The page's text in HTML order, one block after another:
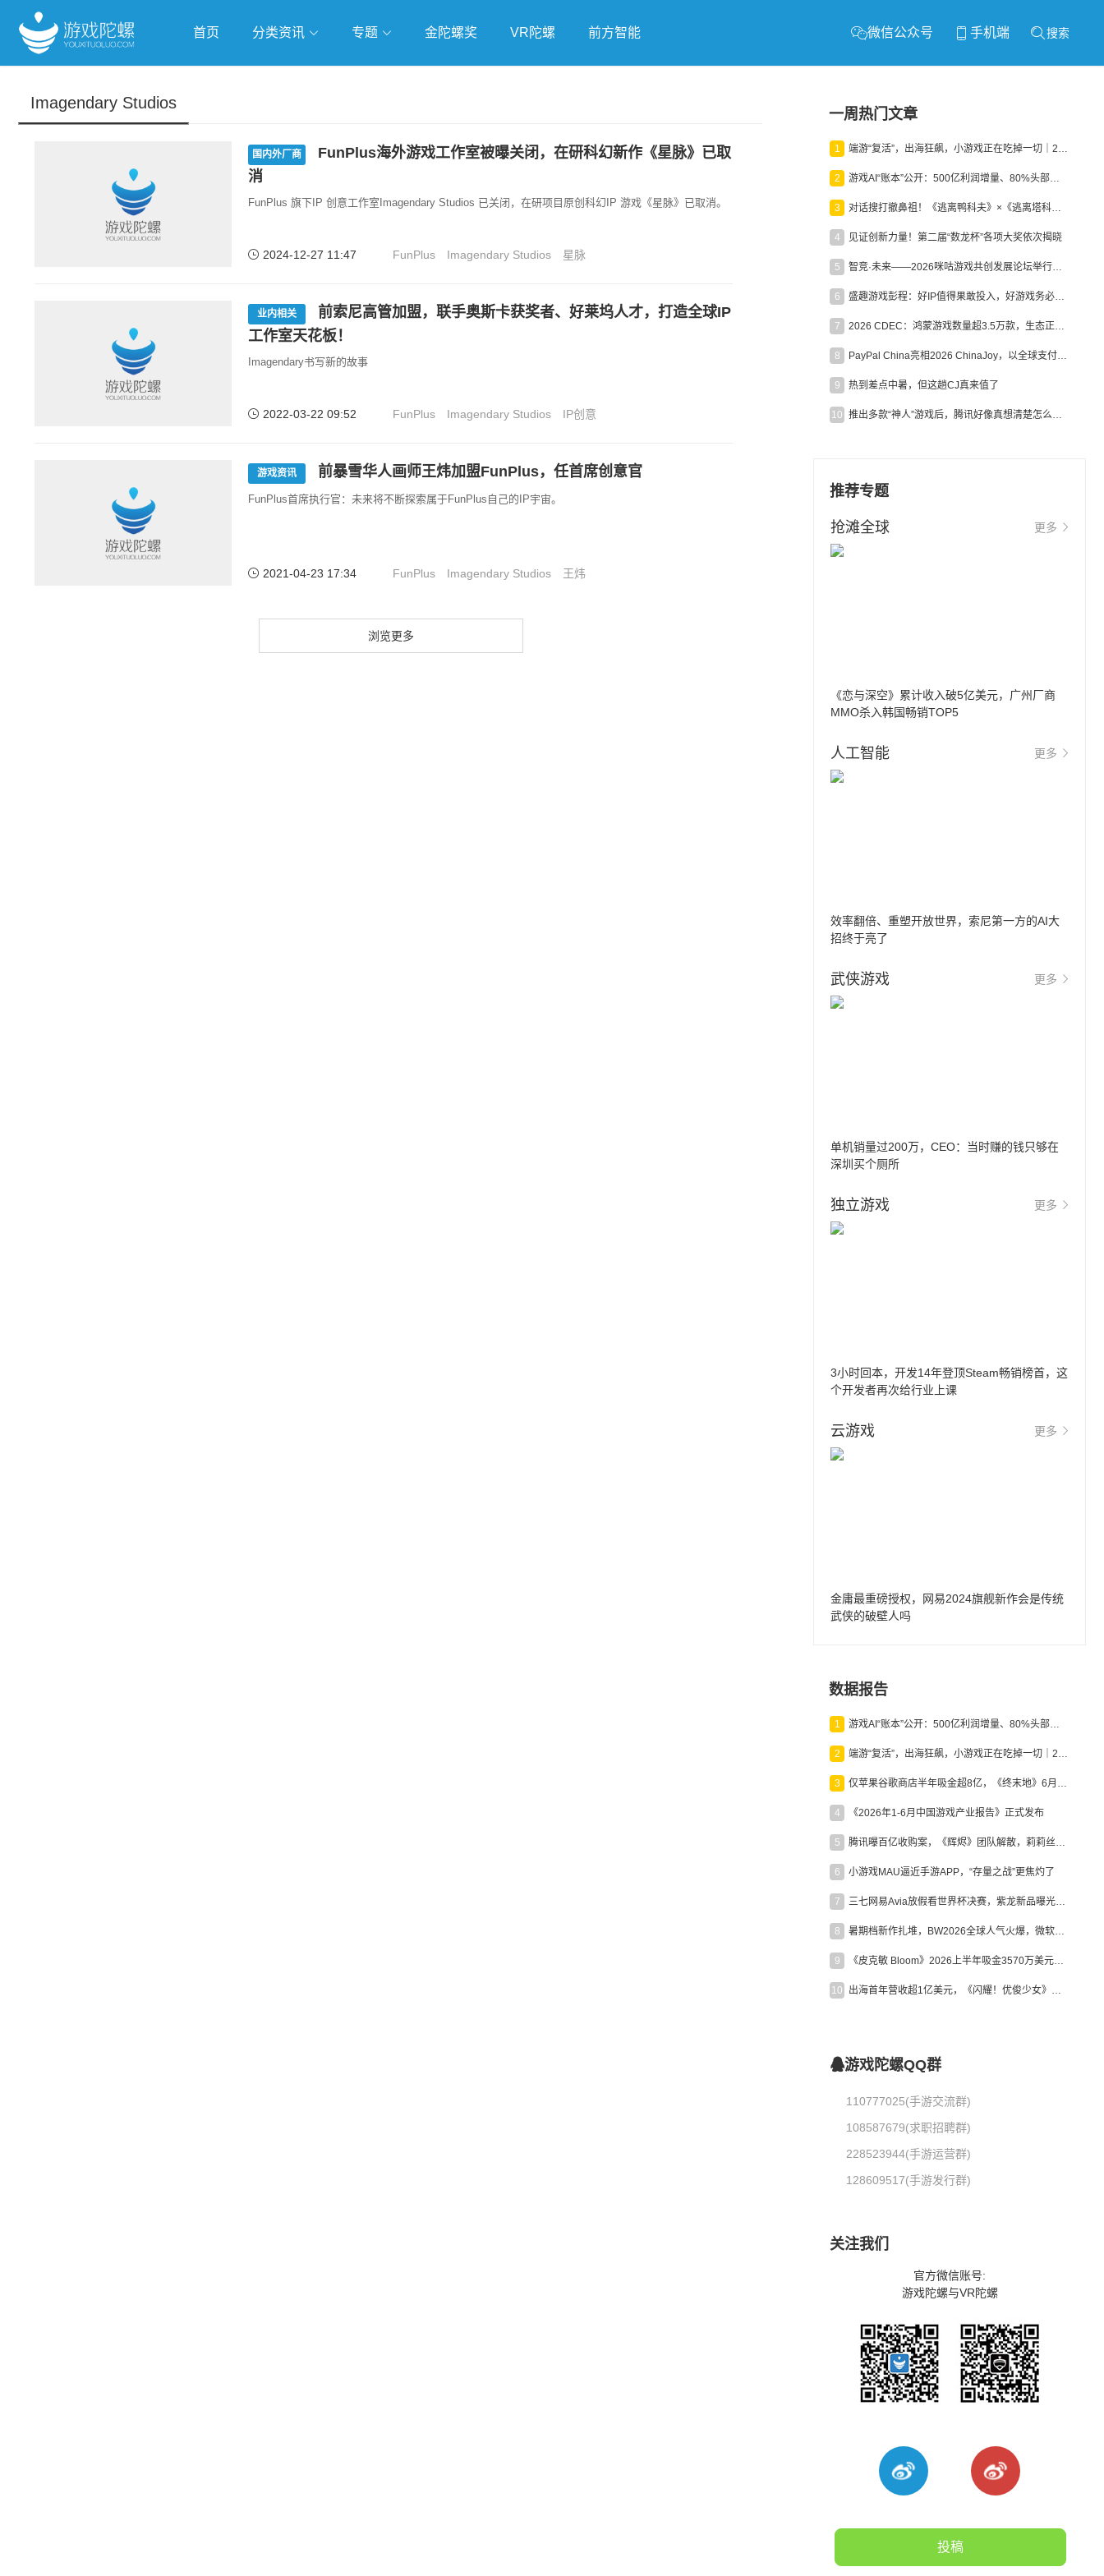
首页 分类资讯 专题
跨界Talk
金陀螺奖 VR陀螺 前方智能 微信公众号 手机端 搜索
Imagendary Studios
国内外厂商
FunPlus海外游戏工作室被曝关闭，在研科幻新作《星脉》已取
消
FunPlus 旗下IP 创意工作室Imagendary Studios 已关闭，在研项目原创科幻IP 游戏《星脉》已取消。
2024-12-27 11:47 FunPlus Imagendary Studios 星脉
业内相关
前索尼高管加盟，联手奥斯卡获奖者、好莱坞人才，打造全球IP
工作室天花板！
Imagendary书写新的故事
2022-03-22 09:52 FunPlus Imagendary Studios IP创意
游戏资讯 前暴雪华人画师王炜加盟FunPlus，任首席创意官
FunPlus首席执行官：未来将不断探索属于FunPlus自己的IP宇宙。
2021-04-23 17:34 FunPlus Imagendary Studios 王炜
浏览更多
一周热门文章
1 端游“复活”，出海狂飙，小游戏正在吃掉一切｜2026上半年产业报告
2 游戏AI“账本”公开：500亿利润增量、80%头部入局，谁在闷声发财？
3 对话搜打撤鼻祖！《逃离鸭科夫》×《逃离塔科夫》官方线下沙龙落幕
4 见证创新力量！第二届“数龙杯”各项大奖依次揭晓
5 智竞·未来——2026咪咕游戏共创发展论坛举行：聚力精品内容、AI创作与电竞生态，共建高品质益智健康游戏社区
6 盛趣游戏彭程：好IP值得果敢投入，好游戏务必长效经营
7 2026 CDEC：鸿蒙游戏数量超3.5万款，生态正循环加速产业高质量发展
8 PayPal China亮相2026 ChinaJoy，以全球支付能力助力中国游戏企业深化全球运营
9 热到差点中暑，但这趟CJ真来值了
10 推出多款“神人”游戏后，腾讯好像真想清楚怎么做二次元了
推荐专题
抢滩全球 更多
《恋与深空》累计收入破5亿美元，广州厂商
MMO杀入韩国畅销TOP5
人工智能 更多
效率翻倍、重塑开放世界，索尼第一方的AI大
招终于亮了
武侠游戏 更多
单机销量过200万，CEO：当时赚的钱只够在
深圳买个厕所
独立游戏 更多
3小时回本，开发14年登顶Steam畅销榜首，这
个开发者再次给行业上课
云游戏 更多
金庸最重磅授权，网易2024旗舰新作会是传统
武侠的破壁人吗
数据报告
1 游戏AI“账本”公开：500亿利润增量、80%头部入局，谁在闷声发财？
2 端游“复活”，出海狂飙，小游戏正在吃掉一切｜2026上半年产业报告
3 仅苹果谷歌商店半年吸金超8亿，《终末地》6月份收入显著回暖
4 《2026年1-6月中国游戏产业报告》正式发布
5 腾讯曝百亿收购案，《辉烬》团队解散，莉莉丝新作曝光｜陀螺周报
6 小游戏MAU逼近手游APP，“存量之战”更焦灼了
7 三七网易Avia放假看世界杯决赛，紫龙新品曝光，米哈游新作上线 | 陀螺周报
8 暑期档新作扎堆，BW2026全球人气火爆，微软XBOX大裁员|陀螺周报
9 《皮克敏 Bloom》2026上半年吸金3570万美元，中国台湾成最大市场
10 出海首年营收超1亿美元，《闪耀！优俊少女》美国市场占比达七成
游戏陀螺QQ群
110777025(手游交流群)
108587679(求职招聘群)
228523944(手游运营群)
128609517(手游发行群)
关注我们
官方微信账号:
游戏陀螺与VR陀螺
投稿